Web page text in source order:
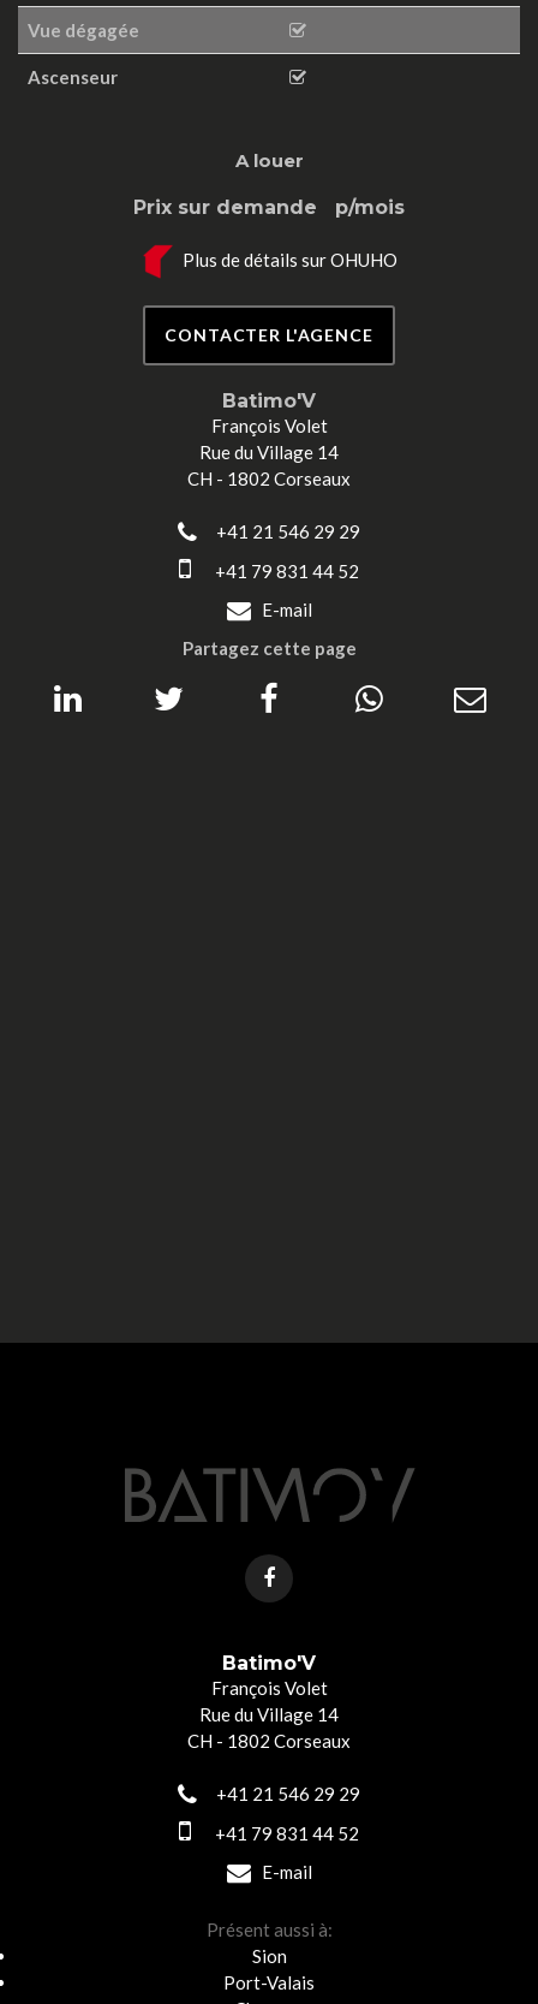
Vue dégagée
Ascenseur
A louer
Prix sur demande p/mois
Plus de détails sur OHUHO
CONTACTER L'AGENCE
Batimo'V
François Volet
Rue du Village 14
CH - 1802 Corseaux
+41 21 546 29 29
+41 79 831 44 52
E-mail
Partagez cette page
Batimo'V
François Volet
Rue du Village 14
CH - 1802 Corseaux
+41 21 546 29 29
+41 79 831 44 52
E-mail
Présent aussi à:
Sion
Port-Valais